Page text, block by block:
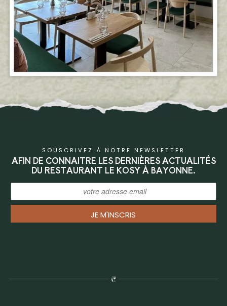
SOUSCRIVEZ À NOTRE NEWSLETTER
AFIN DE CONNAITRE LES DERNIÈRES ACTUALITÉS
DU RESTAURANT LE KOSY À BAYONNE.
JE M'INSCRIS